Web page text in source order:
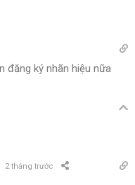
đăng ký nhãn hiệu nữa
2 tháng trước